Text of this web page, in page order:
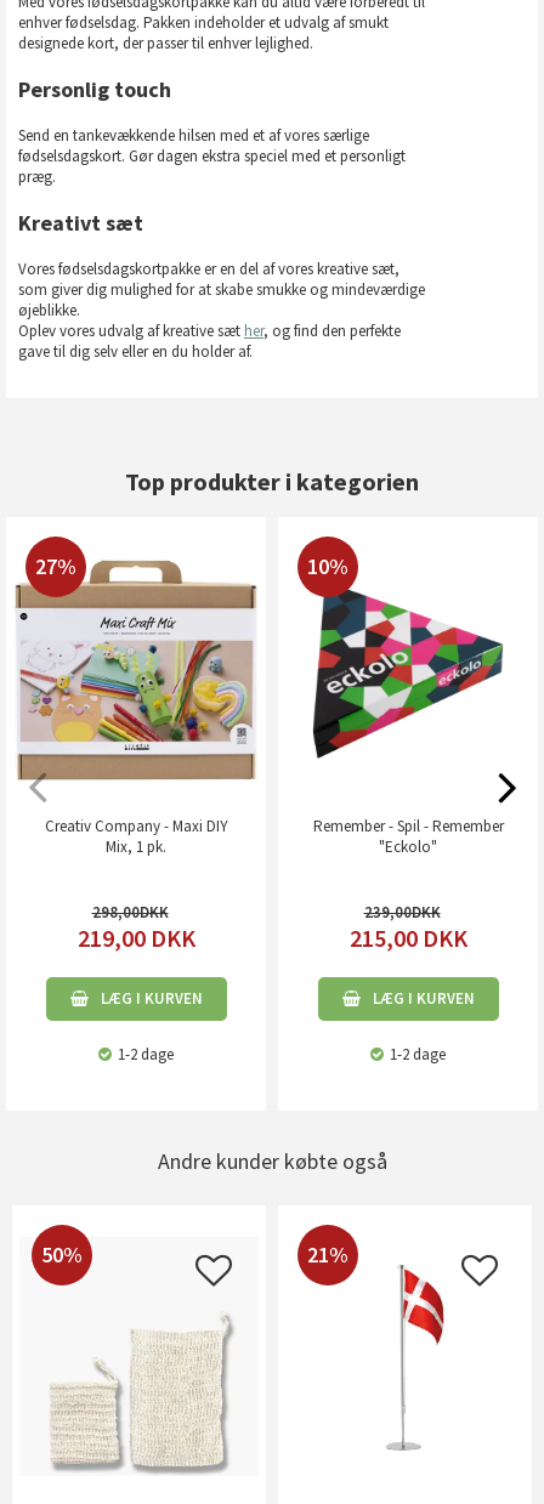
enhver fødselsdag. Pakken indeholder et udvalg af smukt
designede kort, der passer til enhver lejlighed.
Personlig touch
Send en tankevækkende hilsen med et af vores særlige
fødselsdagskort. Gør dagen ekstra speciel med et personligt
præg.
Kreativt sæt
Vores fødselsdagskortpakke er en del af vores kreative sæt,
som giver dig mulighed for at skabe smukke og mindeværdige
øjeblikke.
Oplev vores udvalg af kreative sæt her, og find den perfekte
gave til dig selv eller en du holder af.
Top produkter i kategorien
27%
Creativ Company - Maxi DIY
Mix, 1 pk.
298,00
219,00 DKK
LÆG I KURVEN
1-2 dage
10%
Remember - Spil - Remember
"Eckolo"
239,00
215,00 DKK
LÆG I KURVEN
1-2 dage
Andre kunder købte også
50% 21%